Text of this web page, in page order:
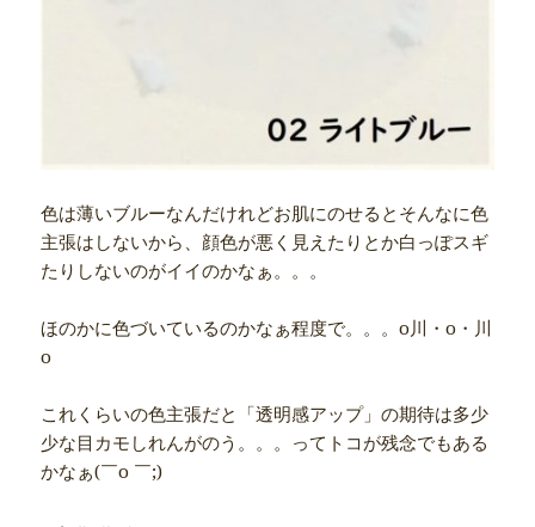
色は薄いブルーなんだけれどお肌にのせるとそんなに色
主張はしないから、顔色が悪く見えたりとか白っぽスギ
たりしないのがイイのかなぁ。。。
ほのかに色づいているのかなぁ程度で。。。o川・o・川
o
これくらいの色主張だと「透明感アップ」の期待は多少
少な目カモしれんがのう。。。ってトコが残念でもある
かなぁ(￣o ￣;)